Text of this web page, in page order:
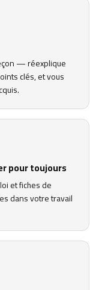
— réexplique
clés, et vous
pour toujours
et fiches de
dans votre travail